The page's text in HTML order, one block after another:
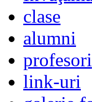
clase
alumni
profesori
link-uri